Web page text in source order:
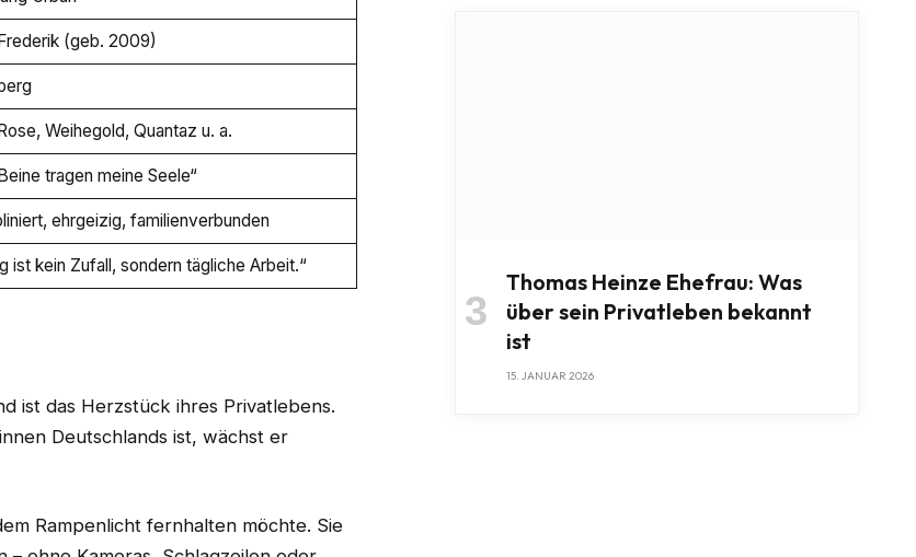
(geb. 2009)
Weihegold, Quantaz u. a.
tragen meine Seele“
ehrgeizig, familienverbunden
ist kein Zufall, sondern tägliche Arbeit.“
ist das Herzstück ihres Privatlebens.
Deutschlands ist, wächst er
Rampenlicht fernhalten möchte. Sie
Thomas Heinze Ehefrau: Was
über sein Privatleben bekannt
ist
15. JANUAR 2026